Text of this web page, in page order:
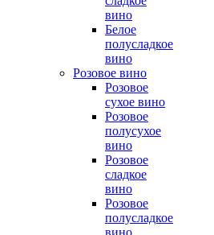
вино
Белое
полусладкое
вино
Розовое вино
Розовое
сухое вино
Розовое
полусухое
вино
Розовое
сладкое
вино
Розовое
полусладкое
вино